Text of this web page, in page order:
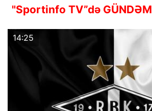
"Sportinfo TV”də GÜNDƏM
14:25